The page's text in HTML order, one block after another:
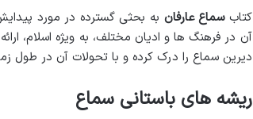
کتابسماع عارفان به بحثی گسترده در مورد
آن در فرهنگ ها و ادیان مختلف، به ویژه اسلام،
دیرین سماع را درک کرده و با تحولات آن در طول
ریشه های باستانی سماع